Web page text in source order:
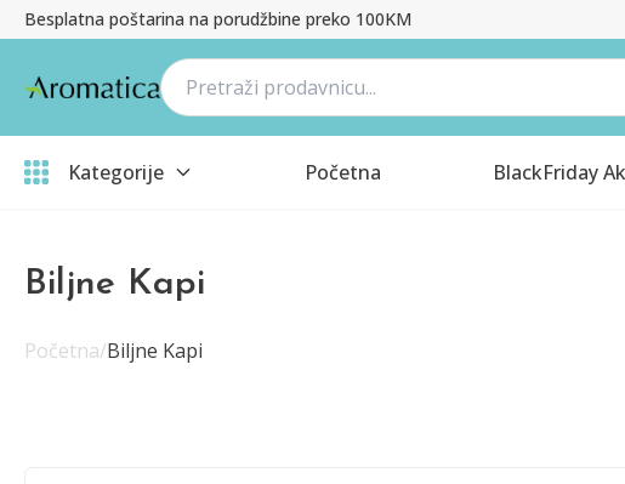
Besplatna poštarina na porudžbine preko 100KM
Kategorije Početna BlackFriday
Biljne Kapi
Početna/Biljne Kapi